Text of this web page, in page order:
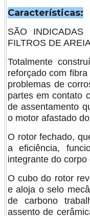
Características:
SÃO INDICADAS
FILTROS DE
Totalmente
reforçado com
problemas de
partes em contato
de assentamento
o motor afastado
O rotor fechado,
a eficiência,
integrante do corpo
O cubo do rotor
e aloja o selo
de carbono
assento de